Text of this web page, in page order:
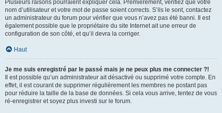
Plusieurs raisons pourraient expliquer cela. Premièrement, vérifiez que votre
nom d’utilisateur et votre mot de passe soient corrects. S’ils le sont, contactez
un administrateur du forum pour vérifier que vous n’avez pas été banni. Il est
également possible que le propriétaire du site Internet ait une erreur de
configuration de son côté, et qu’il devra la corriger.
Haut
Je me suis enregistré par le passé mais je ne peux plus me connecter ?!
Il est possible qu’un administrateur ait désactivé ou supprimé votre compte. En
effet, il est courant de supprimer régulièrement les membres ne postant pas
pour réduire la taille de la base de données. Si cela vous arrive, tentez de vous
ré-enregistrer et soyez plus investi sur le forum.